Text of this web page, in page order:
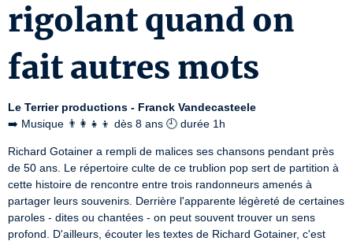
rigolant quand on
fait autres mots
Le Terrier productions - Franck Vandecasteele
➡️ Musique 👨‍👩‍👧‍👦 dès 8 ans 🕘 durée 1h
Richard Gotainer a rempli de malices ses chansons pendant près
de 50 ans. Le répertoire culte de ce trublion pop sert de partition à
cette histoire de rencontre entre trois randonneurs amenés à
partager leurs souvenirs. Derrière l'apparente légèreté de certaines
paroles - dites ou chantées - on peut souvent trouver un sens
profond. D'ailleurs, écouter les textes de Richard Gotainer, c'est